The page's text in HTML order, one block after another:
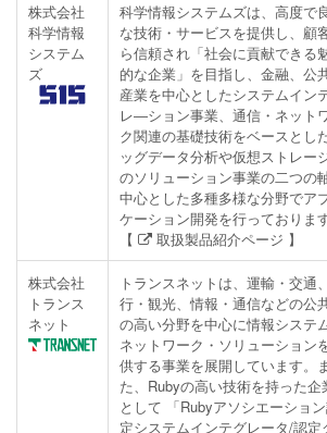
株式会社
科学情報
システム
ズ
科学情報システムズは、高度で
な技術・サービスを提供し、顧
ら信頼され「社会に貢献できる
的な企業」を目指し、金融、公共
産業を中心としたシステムイン
レ―ション事業、通信・ネット
ク関連の基礎技術をベースとし
ッグデータ分析や仮想ストレー
のソリューション事業の二つの
中心とした多種多様な分野でア
ケーション開発を行っております
【
取扱製品紹介ページ 】
株式会社
トランス
ネット
トランスネットは、運輸・交通
行・観光、情報・通信などの公
の高い分野を中心に情報システ
ネットワーク・ソリューション
供する事業を展開しています。ま
た、Rubyの高い技術を持った企
として 「Rubyアソシエーショ
定システムインテグレータ/認定